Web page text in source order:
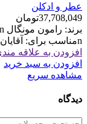
عطر و ادکلن
37,708,049تومان
nمناسب برای: آقایان و بانوان nاسانس اولیه: سیب ، بنفشه
افزودن به علاقه
افزودن به سبد خرید
مشاهده سریع
دیدگاه